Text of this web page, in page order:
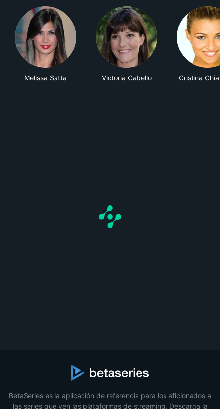
Melissa Satta Victoria Cabello Cristina
BetaSeries es la aplicación de referencia para los aficionados a
las series que ven las plataformas de streaming. Descarga la